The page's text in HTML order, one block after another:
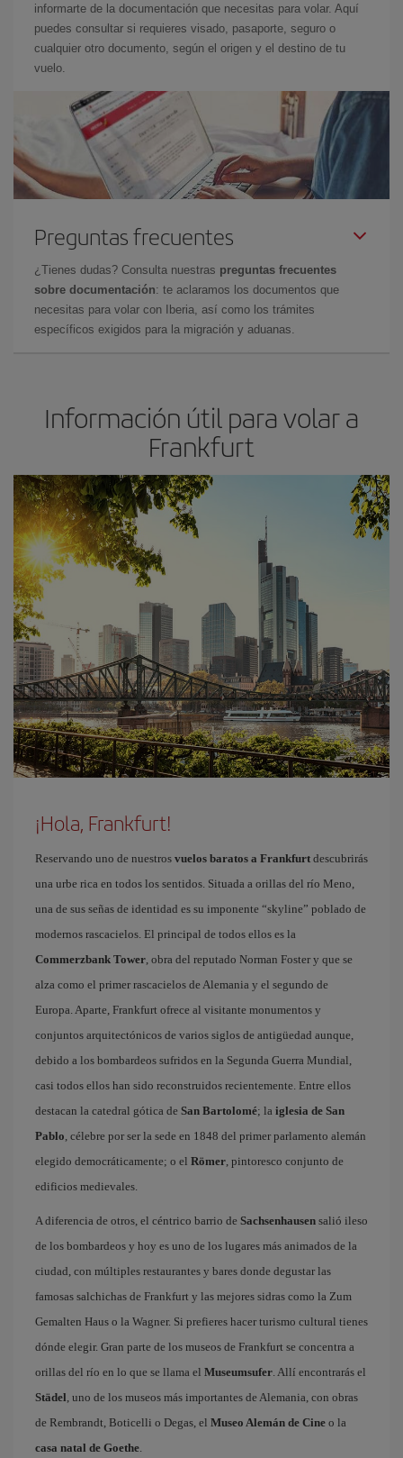
informarte de la documentación que necesitas para volar. Aquí
puedes consultar si requieres visado, pasaporte, seguro o
cualquier otro documento, según el origen y el destino de tu
vuelo.
Preguntas frecuentes
¿Tienes dudas? Consulta nuestras preguntas frecuentes
sobre documentación: te aclaramos los documentos que
necesitas para volar con Iberia, así como los trámites
específicos exigidos para la migración y aduanas.
Información útil para volar a
Frankfurt
¡Hola, Frankfurt!
Reservando uno de nuestros vuelos baratos a Frankfurt descubrirás
una urbe rica en todos los sentidos. Situada a orillas del río Meno,
una de sus señas de identidad es su imponente “skyline” poblado de
modernos rascacielos. El principal de todos ellos es la
Commerzbank Tower, obra del reputado Norman Foster y que se
alza como el primer rascacielos de Alemania y el segundo de
Europa. Aparte, Frankfurt ofrece al visitante monumentos y
conjuntos arquitectónicos de varios siglos de antigüedad aunque,
debido a los bombardeos sufridos en la Segunda Guerra Mundial,
casi todos ellos han sido reconstruidos recientemente. Entre ellos
destacan la catedral gótica de San Bartolomé; la iglesia de San
Pablo, célebre por ser la sede en 1848 del primer parlamento alemán
elegido democráticamente; o el Römer, pintoresco conjunto de
edificios medievales.
A diferencia de otros, el céntrico barrio de Sachsenhausen salió ileso
de los bombardeos y hoy es uno de los lugares más animados de la
ciudad, con múltiples restaurantes y bares donde degustar las
famosas salchichas de Frankfurt y las mejores sidras como la Zum
Gemalten Haus o la Wagner. Si prefieres hacer turismo cultural tienes
dónde elegir. Gran parte de los museos de Frankfurt se concentra a
orillas del río en lo que se llama el Museumsufer. Allí encontrarás el
Städel, uno de los museos más importantes de Alemania, con obras
de Rembrandt, Boticelli o Degas, el Museo Alemán de Cine o la
casa natal de Goethe.